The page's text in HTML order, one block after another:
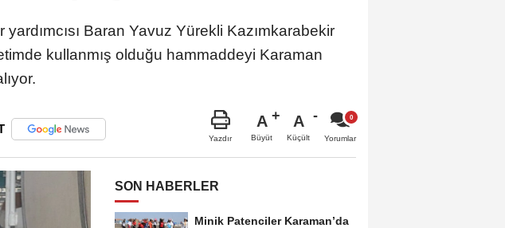
Baran Yavuz Yürekli Kazımkarabekir
kullanmış olduğu hammaddeyi Karaman
Yazdır
A
Büyüt
A
Küçült Yorumlar
SON HABERLER
Minik Patenciler Karaman’da